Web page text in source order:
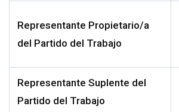
Representante Propietario/a
del Partido del Trabajo
Representante Suplente del
Partido del Trabajo